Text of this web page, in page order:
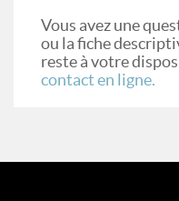
Vous avez une
ou la fiche
reste à votre
contact en ligne.